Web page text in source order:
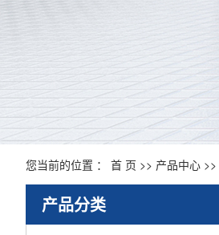
您当前的位置 ： 首 页 >> 产品中心 >>
产品分类